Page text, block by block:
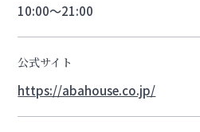
10:00～21:00
公式サイト
https://abahouse.co.jp/